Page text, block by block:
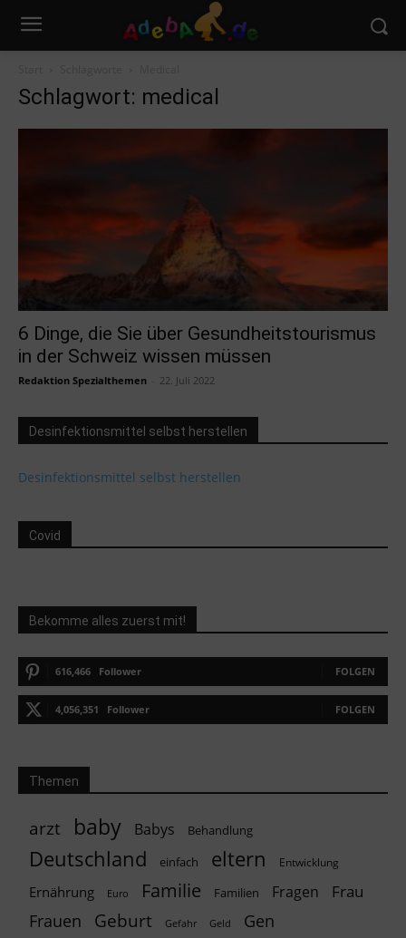
Schlagwort: medical
6 Dinge, die Sie über Gesundheitstourismus
in der Schweiz wissen müssen
Redaktion Spezialthemen 22. Juli 2022
Desinfektionsmittel selbst herstellen
Desinfektionsmittel selbst herstellen
Covid
Bekomme alles zuerst mit!
616,466 Follower FOLGEN
4,056,351 Follower FOLGEN
Themen
arzt baby Babys Behandlung
Deutschland einfach eltern Entwicklung
Ernährung Euro Familie Familien Fragen Frau
Frauen Geburt Gefahr Geld
Gen